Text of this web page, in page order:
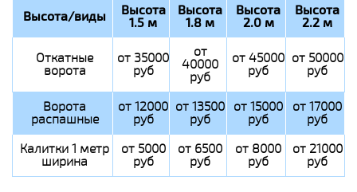
Высота/виды Высота
1.5 м
Высота
1.8 м
Высота
2.0 м
Высота
2.2 м
Откатные
ворота
от 35000
руб
от
40000
руб
от 45000
руб
от 50000
руб
Ворота
распашные
от 12000
руб
от 13500
руб
от 15000
руб
от 17000
руб
Калитки 1 метр
ширина
от 5000
руб
от 6500
руб
от 8000
руб
от 21000
руб